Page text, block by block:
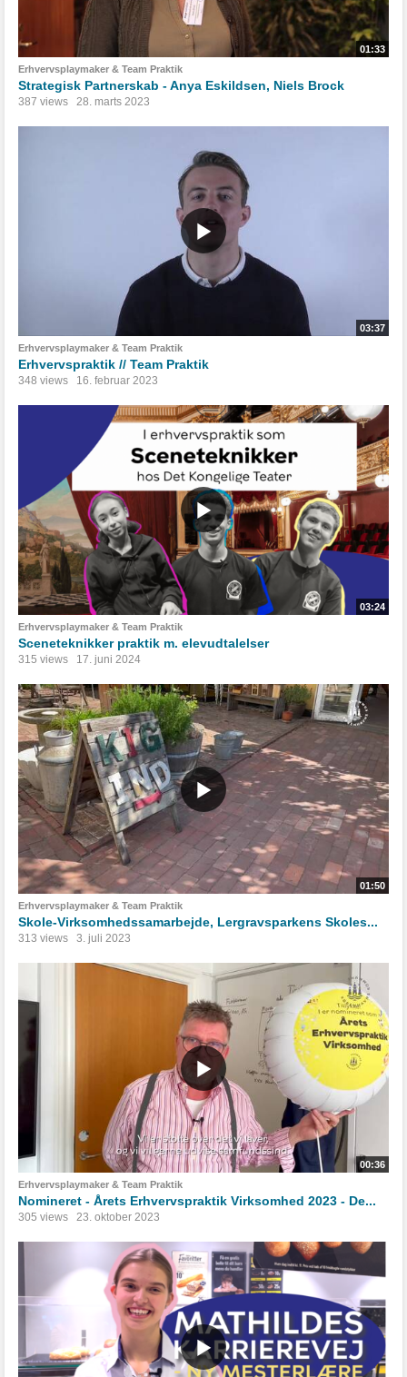
01:33
Erhvervsplaymaker & Team Praktik
Strategisk Partnerskab - Anya Eskildsen, Niels Brock
387 views 28. marts 2023
03:37
Erhvervsplaymaker & Team Praktik
Erhvervspraktik // Team Praktik
348 views 16. februar 2023
03:24
Erhvervsplaymaker & Team Praktik
Sceneteknikker praktik m. elevudtalelser
315 views 17. juni 2024
01:50
Erhvervsplaymaker & Team Praktik
Skole-Virksomhedssamarbejde, Lergravsparkens Skoles...
313 views 3. juli 2023
00:36
Erhvervsplaymaker & Team Praktik
Nomineret - Årets Erhvervspraktik Virksomhed 2023 - De...
305 views 23. oktober 2023